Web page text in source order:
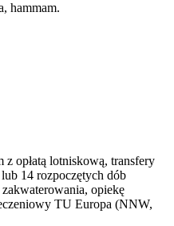
hammam.
z opłatą lotniskową, transfery
14 rozpoczętych dób
opiekę
TU Europa (NNW,